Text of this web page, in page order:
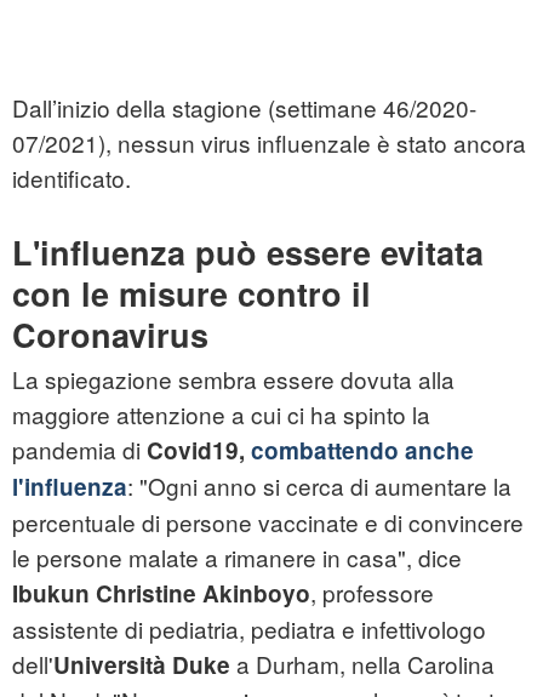
Dall’inizio della stagione (settimane 46/2020-
07/2021), nessun virus influenzale è stato ancora
identificato.
L'influenza può essere evitata
con le misure contro il
Coronavirus
La spiegazione sembra essere dovuta alla
maggiore attenzione a cui ci ha spinto la
pandemia di Covid19, combattendo anche
l'influenza: "Ogni anno si cerca di aumentare la
percentuale di persone vaccinate e di convincere
le persone malate a rimanere in casa", dice
Ibukun Christine Akinboyo, professore
assistente di pediatria, pediatra e infettivologo
dell'Università Duke a Durham, nella Carolina